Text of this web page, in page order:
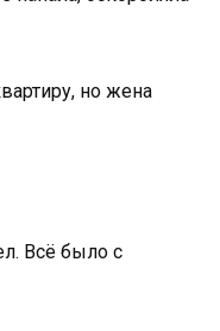
но жена
Всё было с